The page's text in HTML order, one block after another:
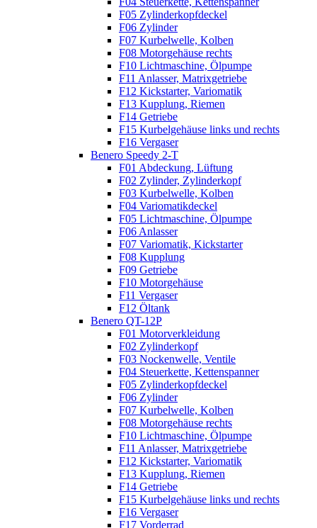
F05 Zylinderkopfdeckel
F06 Zylinder
F07 Kurbelwelle, Kolben
F08 Motorgehäuse rechts
F10 Lichtmaschine, Ölpumpe
F11 Anlasser, Matrixgetriebe
F12 Kickstarter, Variomatik
F13 Kupplung, Riemen
F14 Getriebe
F15 Kurbelgehäuse links und rechts
F16 Vergaser
Benero Speedy 2-T
F01 Abdeckung, Lüftung
F02 Zylinder, Zylinderkopf
F03 Kurbelwelle, Kolben
F04 Variomatikdeckel
F05 Lichtmaschine, Ölpumpe
F06 Anlasser
F07 Variomatik, Kickstarter
F08 Kupplung
F09 Getriebe
F10 Motorgehäuse
F11 Vergaser
F12 Öltank
Benero QT-12P
F01 Motorverkleidung
F02 Zylinderkopf
F03 Nockenwelle, Ventile
F04 Steuerkette, Kettenspanner
F05 Zylinderkopfdeckel
F06 Zylinder
F07 Kurbelwelle, Kolben
F08 Motorgehäuse rechts
F10 Lichtmaschine, Ölpumpe
F11 Anlasser, Matrixgetriebe
F12 Kickstarter, Variomatik
F13 Kupplung, Riemen
F14 Getriebe
F15 Kurbelgehäuse links und rechts
F16 Vergaser
F17 Vorderrad